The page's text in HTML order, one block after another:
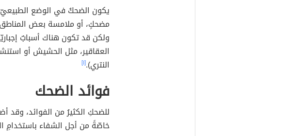
يكون الضحكُ في الوضع
مضحكٍ، أو ملامسة بعض
ولكن قد تكون هناك أسبابٌ
العقاقير، مثل الحشيش أو
النتري).[١]
فوائد الضحك
للضحكِ الكثيرُ من الفوائد،
خاصّةً من أجل الشفاء باستخدامِ